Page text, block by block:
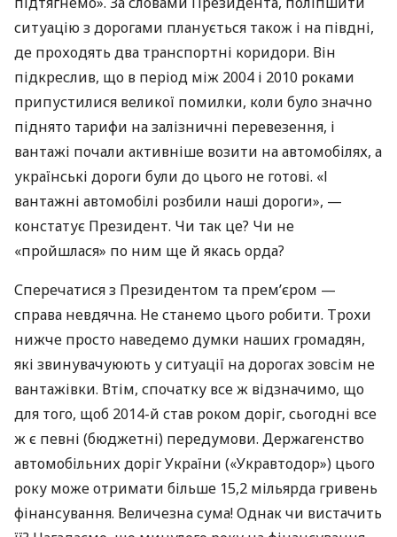
ситуацію з дорогами планується також і на півдні,
де проходять два транспортні коридори. Він
підкреслив, що в період між 2004 і 2010 роками
припустилися великої помилки, коли було значно
піднято тарифи на залізничні перевезення, і
вантажі почали активніше возити на автомобілях, а
українські дороги були до цього не готові. «І
вантажні автомобілі розбили наші дороги», —
констатує Президент. Чи так це? Чи не
«пройшлася» по ним ще й якась орда?
Сперечатися з Президентом та прем’єром —
справа невдячна. Не станемо цього робити. Трохи
нижче просто наведемо думки наших громадян,
які звинувачуюють у ситуації на дорогах зовсім не
вантажівки. Втім, спочатку все ж відзначимо, що
для того, щоб 2014-й став роком доріг, сьогодні все
ж є певні (бюджетні) передумови. Держагенство
автомобільних доріг України («Укравтодор») цього
року може отримати більше 15,2 мільярда гривень
фінансування. Величезна сума! Однак чи вистачить